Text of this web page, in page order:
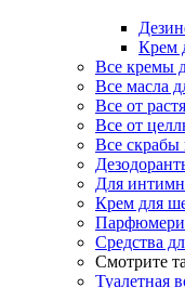
Крем
Все кремы
Все масла
Все от
Все от
Все
Для
Крем для
Средства
Смотрите
Туалетная